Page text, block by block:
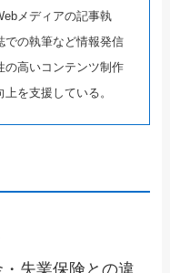
メディアの記事執
での執筆など情報発信
の高いコンテンツ制作
を支援している。